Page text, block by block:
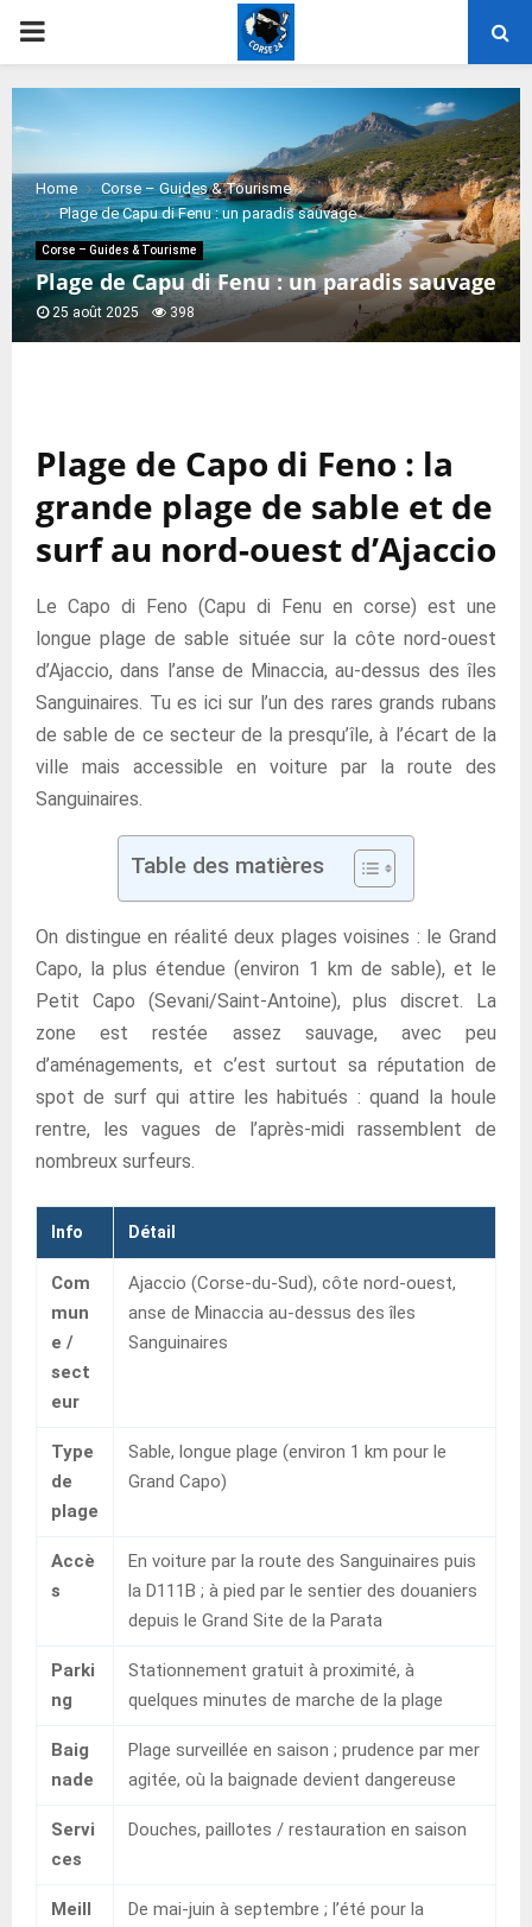
PRIMARY
MENU
Home
Corse – Guides & Tourisme
Plage de Capu di Fenu : un paradis sauvage
Corse – Guides & Tourisme
Plage de Capu di Fenu : un paradis sauvage
25 août 2025 398
Plage de Capo di Feno : la
grande plage de sable et de
surf au nord-ouest d’Ajaccio
Le Capo di Feno (Capu di Fenu en corse) est une
longue plage de sable située sur la côte nord-ouest
d’Ajaccio, dans l’anse de Minaccia, au-dessus des îles
Sanguinaires. Tu es ici sur l’un des rares grands rubans
de sable de ce secteur de la presqu’île, à l’écart de la
ville mais accessible en voiture par la route des
Sanguinaires.
Table des matières
On distingue en réalité deux plages voisines : le Grand
Capo, la plus étendue (environ 1 km de sable), et le
Petit Capo (Sevani/Saint-Antoine), plus discret. La
zone est restée assez sauvage, avec peu
d’aménagements, et c’est surtout sa réputation de
spot de surf qui attire les habitués : quand la houle
rentre, les vagues de l’après-midi rassemblent de
nombreux surfeurs.
Info Détail
Com
mun
e /
sect
eur
Ajaccio (Corse-du-Sud), côte nord-ouest,
anse de Minaccia au-dessus des îles
Sanguinaires
Type
de
plage
Sable, longue plage (environ 1 km pour le
Grand Capo)
Accè
s
En voiture par la route des Sanguinaires puis
la D111B ; à pied par le sentier des douaniers
depuis le Grand Site de la Parata
Parki
ng
Stationnement gratuit à proximité, à
quelques minutes de marche de la plage
Baig
nade
Plage surveillée en saison ; prudence par mer
agitée, où la baignade devient dangereuse
Servi
ces
Douches, paillotes / restauration en saison
Meill
De mai-juin à septembre ; l’été pour la